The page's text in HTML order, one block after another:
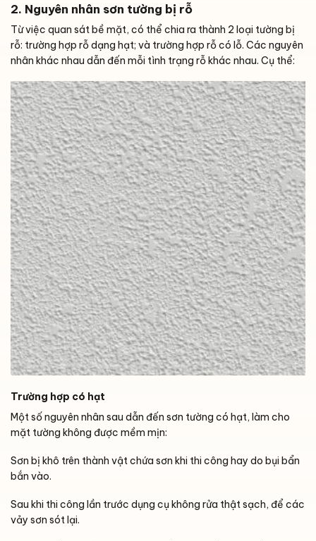
2. Nguyên nhân sơn tường bị rỗ
Từ việc quan sát bề mặt, có thể chia ra thành 2 loại tường bị
rỗ: trường hợp rỗ dạng hạt; và trường hợp rỗ có lỗ. Các nguyên
nhân khác nhau dẫn đến mỗi tình trạng rỗ khác nhau. Cụ thể:
Trường hợp có hạt
Một số nguyên nhân sau dẫn đến sơn tường có hạt, làm cho
mặt tường không được mềm mịn:
Sơn bị khô trên thành vật chứa sơn khi thi công hay do bụi bẩn
bắn vào.
Sau khi thi công lần trước dụng cụ không rửa thật sạch, để các
vảy sơn sót lại.